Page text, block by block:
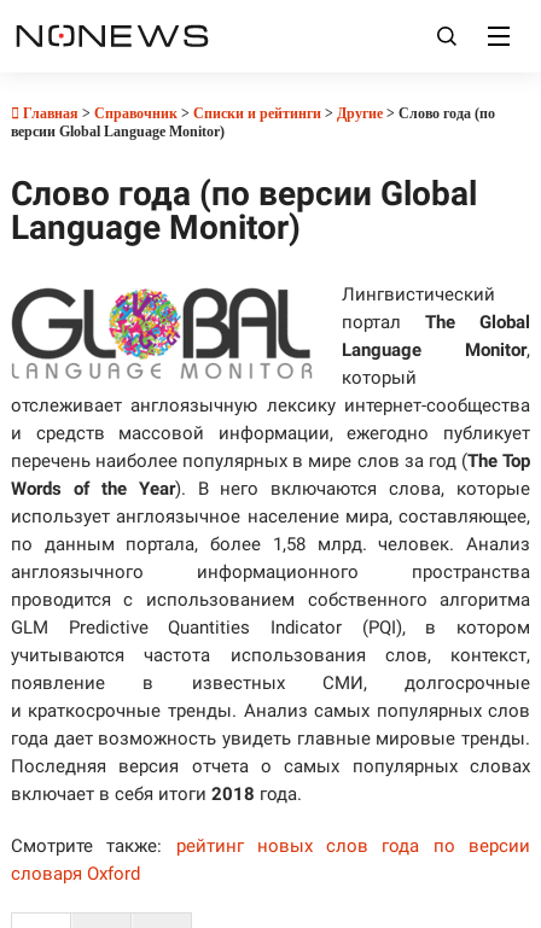
Главная > Справочник> Списки и рейтинги> Другие> Слово года (по
версии Global Language Monitor)
Слово года (по версии Global
Language Monitor)
Лингвистический
портал The Global
Language Monitor,
который
отслеживает англоязычную лексику интернет-сообщества
и средств массовой информации, ежегодно публикует
перечень наиболее популярных в мире слов за год (The Top
Words of the Year). В него включаются слова, которые
использует англоязычное население мира, составляющее,
по данным портала, более 1,58 млрд. человек. Анализ
англоязычного информационного пространства
проводится с использованием собственного алгоритма
GLM Predictive Quantities Indicator (PQI), в котором
учитываются частота использования слов, контекст,
появление в известных СМИ, долгосрочные
и краткосрочные тренды. Анализ самых популярных слов
года дает возможность увидеть главные мировые тренды.
Последняя версия отчета о самых популярных словах
включает в себя итоги 2018 года.
Смотрите также: рейтинг новых слов года по версии
словаря Oxford